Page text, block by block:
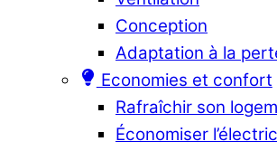
Conception
Adaptation à la
Economies et confort
Rafraîchir son
Économiser